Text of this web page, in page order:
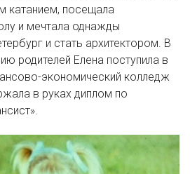
катанием, посещала
и мечтала однажды
и стать архитектором. В
родителей Елена поступила в
экономический колледж
в руках диплом по